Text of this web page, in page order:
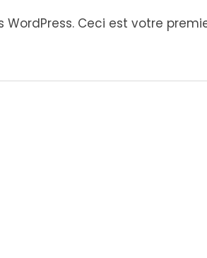
WordPress. Ceci est votre